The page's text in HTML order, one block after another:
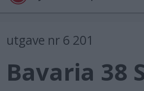
utgave nr 6 201
Bavaria 38